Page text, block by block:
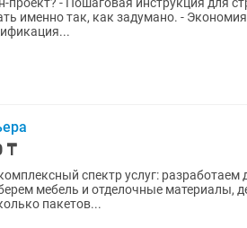
как задумано. - Экономия времени и денег в подборе
₸
спектр услуг: разработаем
мебель и отделочные материалы,
пакетов...